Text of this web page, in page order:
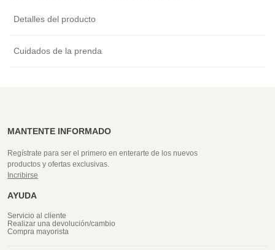
Detalles del producto
Cuidados de la prenda
MANTENTE INFORMADO
Regístrate para ser el primero en enterarte de los nuevos
productos y ofertas exclusivas.
Incribirse
AYUDA
Servicio al cliente
Realizar una devolución/cambio
Compra mayorista